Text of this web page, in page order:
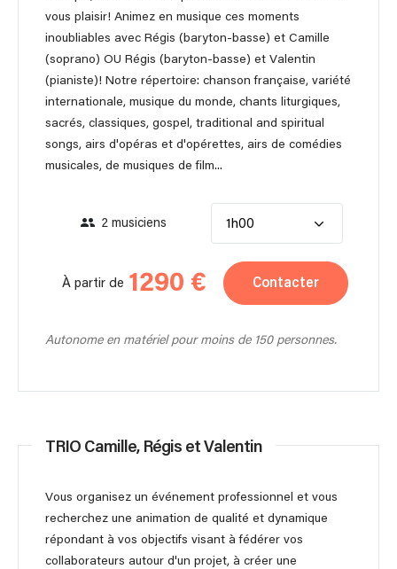
vous plaisir! Animez en musique ces moments
inoubliables avec Régis (baryton-basse) et Camille
(soprano) OU Régis (baryton-basse) et Valentin
(pianiste)! Notre répertoire: chanson française, variété
internationale, musique du monde, chants liturgiques,
sacrés, classiques, gospel, traditional and spiritual
songs, airs d'opéras et d'opérettes, airs de comédies
musicales, de musiques de film...
2 musiciens 1h00
À partir de 1290 € Contacter
Autonome en matériel pour moins de 150 personnes.
TRIO Camille, Régis et Valentin
Vous organisez un événement professionnel et vous
recherchez une animation de qualité et dynamique
répondant à vos objectifs visant à fédérer vos
collaborateurs autour d'un projet, à créer une